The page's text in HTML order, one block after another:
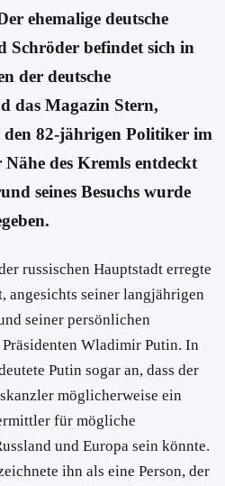
ehemalige deutsche
Schröder befindet sich in
der deutsche
das Magazin Stern,
82-jährigen Politiker im
des Kremls entdeckt
seines Besuchs wurde
russischen Hauptstadt erregte
angesichts seiner langjährigen
seiner persönlichen
Wladimir Putin. In
Putin sogar an, dass der
möglicherweise ein
für mögliche
und Europa sein könnte.
ihn als eine Person, der